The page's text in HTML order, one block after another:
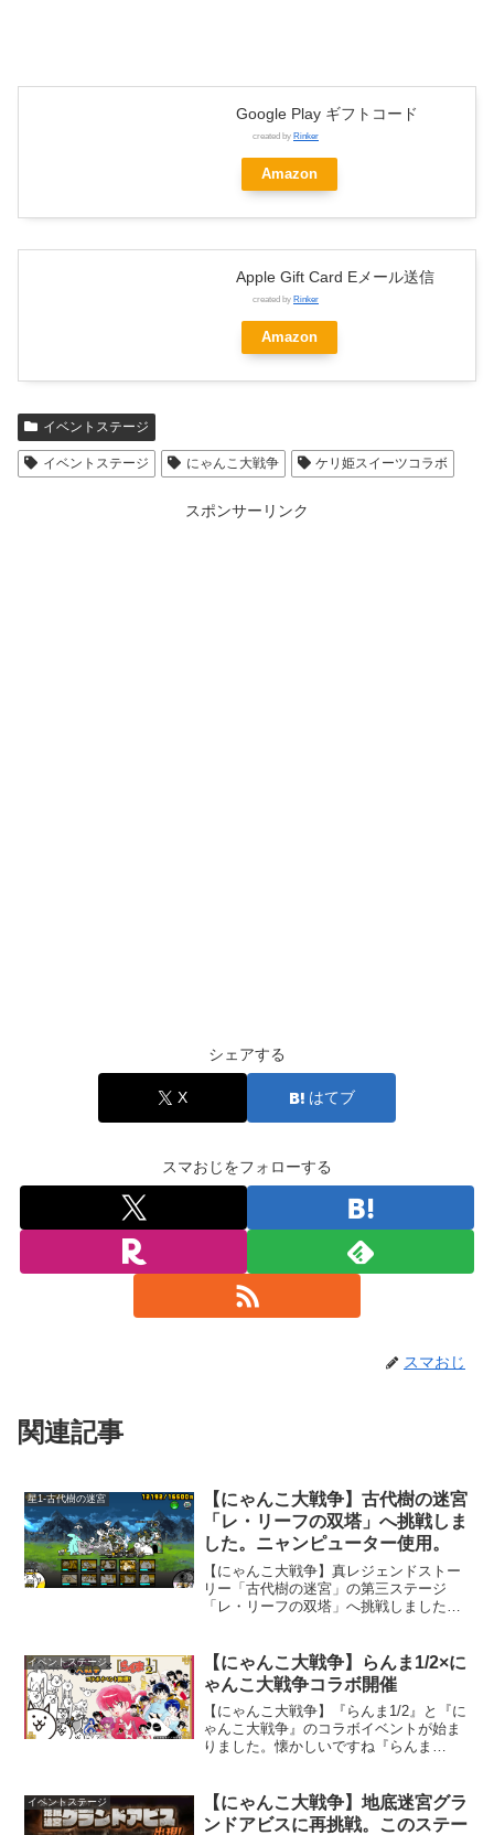
Google Play ギフトコード
created by Rinker
Amazon
Apple Gift Card Eメール送信
created by Rinker
Amazon
イベントステージ
イベントステージ にゃんこ大戦争 ケリ姫スイーツコラボ
スポンサーリンク
シェアする
X はてブ
スマおじをフォローする
スマおじ
関連記事
星1-古代樹の迷宮
【にゃんこ大戦争】古代樹の迷宮
「レ・リーフの双塔」へ挑戦しま
した。ニャンピューター使用。
【にゃんこ大戦争】真レジェンドストー
リー「古代樹の迷宮」の第三ステージ
「レ・リーフの双塔」へ挑戦しました。
すが、敵を倒すとお金が沢山手に入りま
すので、「ニャンピューター」でのクリ
アが楽でした。
イベントステージ
【にゃんこ大戦争】らんま1/2×に
ゃんこ大戦争コラボ開催
【にゃんこ大戦争】『らんま1/2』と『に
ゃんこ大戦争』のコラボイベントが始ま
りました。懐かしいですね『らんま
イベントステージ
【にゃんこ大戦争】地底迷宮グラ
ンドアビスに再挑戦。このステー